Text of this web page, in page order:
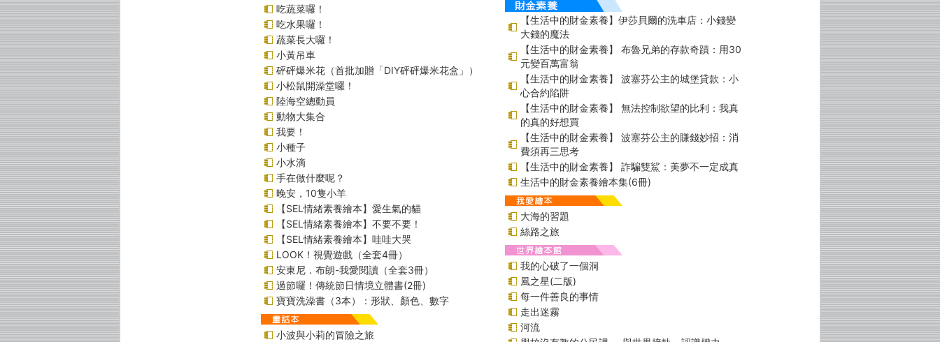
吃蔬菜囉！
吃水果囉！
蔬菜長大囉！
小黃吊車
砰砰爆米花（首批加贈「DIY砰砰爆米花盒」）
小松鼠開澡堂囉！
陸海空總動員
動物大集合
我要！
小種子
小水滴
手在做什麼呢？
晚安，10隻小羊
【SEL情緒素養繪本】愛生氣的貓
【SEL情緒素養繪本】不要不要！
【SEL情緒素養繪本】哇哇大哭
LOOK！視覺遊戲（全套4冊）
安東尼．布朗-我愛閱讀（全套3冊）
過節囉！傳統節日情境立體書(2冊)
寶寶洗澡書（3本）：形狀、顏色、數字
小波與小莉的冒險之旅
【生活中的財金素養】伊莎貝爾的洗車店：小錢變
大錢的魔法
【生活中的財金素養】 布魯兄弟的存款奇蹟：用30
元變百萬富翁
【生活中的財金素養】 波塞芬公主的城堡貸款：小
心合約陷阱
【生活中的財金素養】 無法控制欲望的比利：我真
的真的好想買
【生活中的財金素養】 波塞芬公主的賺錢妙招：消
費須再三思考
【生活中的財金素養】 詐騙雙鯊：美夢不一定成真
生活中的財金素養繪本集(6冊)
大海的習題
絲路之旅
我的心破了一個洞
風之星(二版)
每一件善良的事情
走出迷霧
河流